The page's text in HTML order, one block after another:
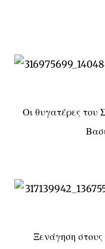
Οι θυγατέρες του
Ξενάγηση